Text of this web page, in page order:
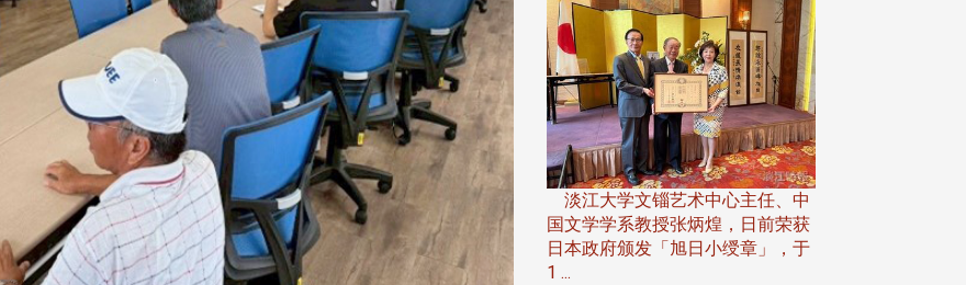
淡江大学于115年7月30日(四)举
办布达暨单位主管交接典礼。115
学年度校友服务暨资源发展 ...
本校校长葛焕昭将于今(115)年7
月31日(五)任期届满。董事会于6月
24日(三)下午5时 ...
淡江大学文锱艺术中心主任、中
国文学学系教授张炳煌，日前荣获
日本政府颁发「旭日小绶章」，于
1 ...